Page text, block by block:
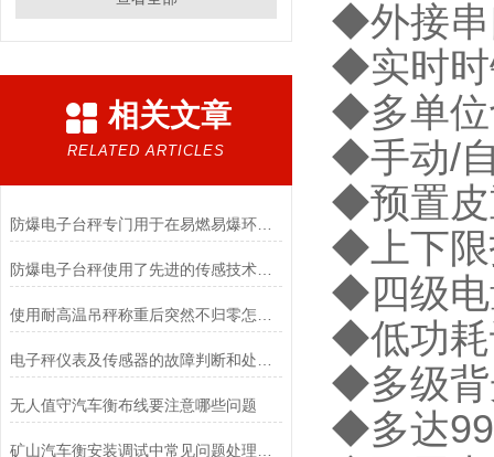
相关文章
RELATED ARTICLES
防爆电子台秤专门用于在易燃易爆环境中进行称重操作
防爆电子台秤使用了先进的传感技术和数据处理算法
无人值守汽车衡布线要注意哪些问题
◆外接串
◆实时时
◆多单位
◆手动/
◆预置皮
◆上下限
◆四级电
◆低功耗
◆多级背
◆多达99